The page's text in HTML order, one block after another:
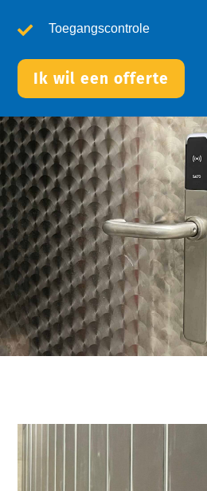
Toegangscontrole
Ik wil een offerte